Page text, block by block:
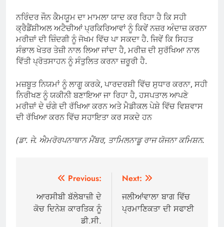
ਨਰਿੰਦਰ ਜੌਨ ਕੈਮਯੂਮ ਦਾ ਮਾਮਲਾ ਯਾਦ ਕਰ ਰਿਹਾ ਹੈ ਕਿ ਸਹੀ
ਕ੍ਰੈਡੈਂਸ਼ੀਅਲ ਅਟੈਚੀਆਂ ਪ੍ਰਕਿਰਿਆਵਾਂ ਨੂੰ ਕਿਵੇਂ ਨਜ਼ਰ ਅੰਦਾਜ਼ ਕਰਨਾ
ਮਰੀਜ਼ਾਂ ਦੀ ਜ਼ਿੰਦਗੀ ਨੂੰ ਜੋਖਮ ਵਿੱਚ ਪਾ ਸਕਦਾ ਹੈ. ਜਿਵੇਂ ਕਿ ਸਿਹਤ
ਸੰਭਾਲ ਖੇਤਰ ਤੇਜ਼ੀ ਨਾਲ ਲਿਆ ਜਾਂਦਾ ਹੈ, ਮਰੀਜ਼ ਦੀ ਸੁਰੱਖਿਆ ਨਾਲ
ਵਿੱਤੀ ਪ੍ਰੋਤਸਾਹਨ ਨੂੰ ਸੰਤੁਲਿਤ ਕਰਨਾ ਜ਼ਰੂਰੀ ਹੈ.
ਮਜ਼ਬੂਤ ​​ਨਿਯਮਾਂ ਨੂੰ ਲਾਗੂ ਕਰਕੇ, ਪਾਰਦਰਸ਼ੀ ਵਿੱਚ ਸੁਧਾਰ ਕਰਨਾ, ਸਹੀ
ਨਿਰੀਖਣ ਨੂੰ ਯਕੀਨੀ ਬਣਾਇਆ ਜਾ ਰਿਹਾ ਹੈ, ਹਸਪਤਾਲ ਆਪਣੇ
ਮਰੀਜ਼ਾਂ ਦੇ ਚੰਗੇ ਦੀ ਰੱਖਿਆ ਕਰਨ ਅਤੇ ਮੈਡੀਕਲ ਪੇਸ਼ੇ ਵਿੱਚ ਵਿਸ਼ਵਾਸ
ਦੀ ਰੱਖਿਆ ਕਰਨ ਵਿੱਚ ਸਹਾਇਤਾ ਕਰ ਸਕਦੇ ਹਨ
(ਡਾ. ਜੇ. ਐਮਰੋਰਪਨਾਥਾਨ ਮੈਂਬਰ, ਤਾਮਿਲਨਾਡੂ ਰਾਜ ਯੋਜਨਾ ਕਮਿਸ਼ਨ.
navigation
Previous:
ਆਰਸੀਬੀ ਬੱਲੇਬਾਜ਼ੀ ਦੇ
ਕੋਚ ਦਿਨੇਸ਼ ਕਾਰਤਿਕ ਨੂੰ
ਡੀ.ਸੀ.
Next:
ਜਲੀਆਂਵਾਲਾ ਬਾਗ ਵਿੱਚ
ਪ੍ਰਮਾਣਿਕਤਾ ਦੀ ਸਫਾਈ